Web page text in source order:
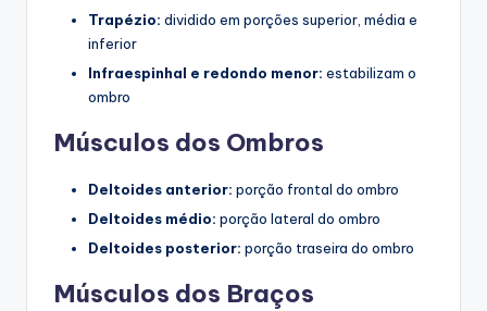
Trapézio: dividido em porções superior, média e
inferior
Infraespinhal e redondo menor: estabilizam o
ombro
Músculos dos Ombros
Deltoides anterior: porção frontal do ombro
Deltoides médio: porção lateral do ombro
Deltoides posterior: porção traseira do ombro
Músculos dos Braços